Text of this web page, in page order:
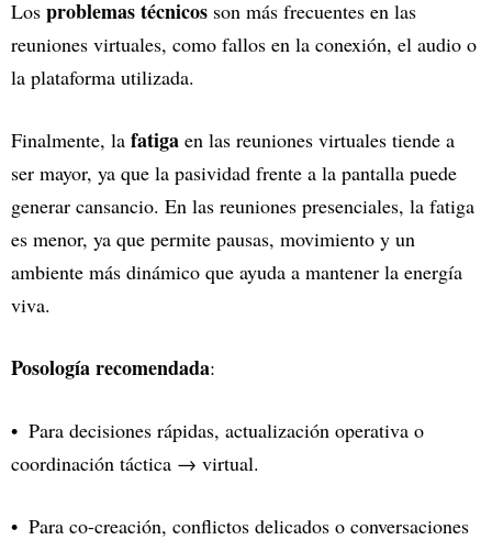
Los problemas técnicos son más frecuentes en las
reuniones virtuales, como fallos en la conexión, el audio o
la plataforma utilizada.
Finalmente, la fatiga en las reuniones virtuales tiende a
ser mayor, ya que la pasividad frente a la pantalla puede
generar cansancio. En las reuniones presenciales, la fatiga
es menor, ya que permite pausas, movimiento y un
ambiente más dinámico que ayuda a mantener la energía
viva.
Posología recomendada:
Para decisiones rápidas, actualización operativa o
coordinación táctica → virtual.
Para co-creación, conflictos delicados o conversaciones